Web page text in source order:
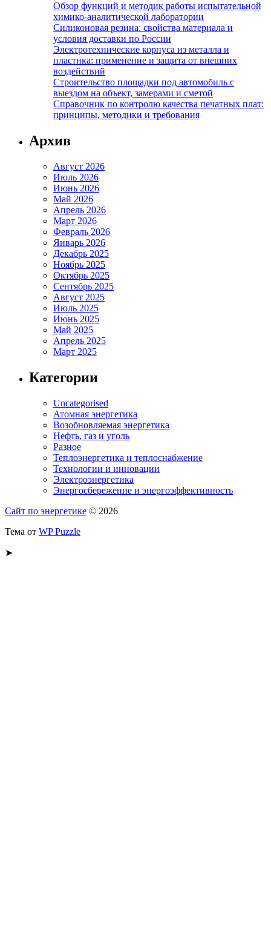
Обзор функций и методик работы испытательной
химико-аналитической лаборатории
Силиконовая резина: свойства материала и
условия доставки по России
Электротехнические корпуса из металла и
пластика: применение и защита от внешних
воздействий
Строительство площадки под автомобиль с
выездом на объект, замерами и сметой
Справочник по контролю качества печатных плат:
принципы, методики и требования
Архив
Август 2026
Июль 2026
Июнь 2026
Май 2026
Апрель 2026
Март 2026
Февраль 2026
Январь 2026
Декабрь 2025
Ноябрь 2025
Октябрь 2025
Сентябрь 2025
Август 2025
Июль 2025
Июнь 2025
Май 2025
Апрель 2025
Март 2025
Категории
Uncategorised
Атомная энергетика
Возобновляемая энергетика
Нефть, газ и уголь
Разное
Теплоэнергетика и теплоснабжение
Технологии и инновации
Электроэнергетика
Энергосбережение и энергоэффективность
Сайт по энергетике © 2026
Тема от WP Puzzle
➤